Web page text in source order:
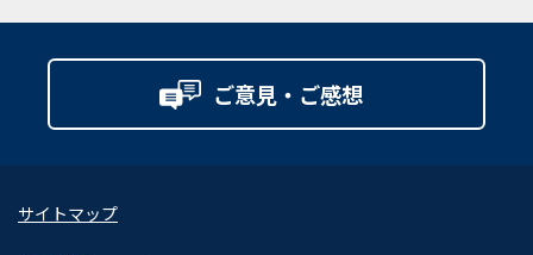
ご意見・ご感想
サイトマップ